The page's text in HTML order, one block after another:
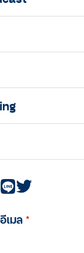
เมล*